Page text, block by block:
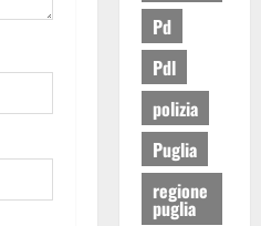
Pd
Pdl
polizia
Puglia
regione
puglia